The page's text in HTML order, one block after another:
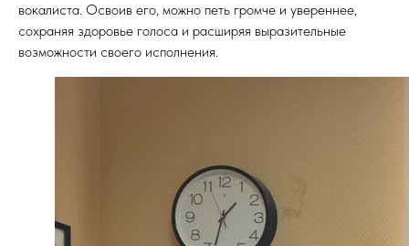
вокалиста. Освоив его, можно петь громче и увереннее,
сохраняя здоровье голоса и расширяя выразительные
возможности своего исполнения.